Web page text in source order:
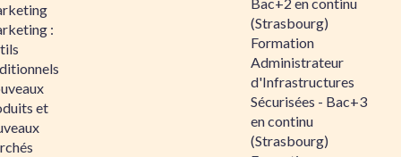
:
et
(Strasbourg)
Formation
Administrateur
d'Infrastructures
Sécurisées - Bac+3
en continu
(Strasbourg)